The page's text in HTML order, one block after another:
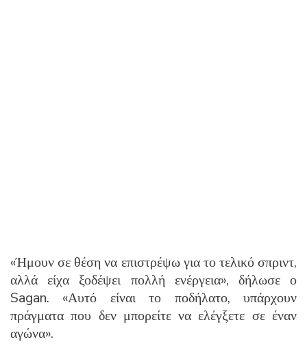
«Ήμουν σε θέση να επιστρέψω για το τελικό σπριντ,
αλλά είχα ξοδέψει πολλή ενέργεια», δήλωσε ο
Sagan. «Αυτό είναι το ποδήλατο, υπάρχουν
πράγματα που δεν μπορείτε να ελέγξετε σε έναν
αγώνα».